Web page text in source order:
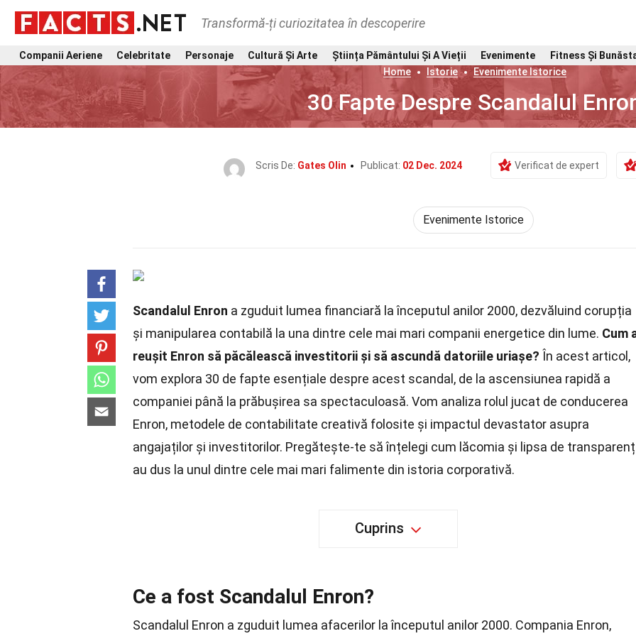
Transformă-ți curiozitatea în descoperire
Companii Aeriene Celebritate Personaje Cultură Și Arte Știința Pământului Și A Vieții Evenimente
Fitness Și
Home
Istorie Evenimente Istorice
30 Fapte Despre Scandalul
Scris De: Gates Olin Publicat: 02 Dec. 2024 Verificat de expert
Evenimente Istorice
Scandalul Enron a zguduit lumea financiară la începutul anilor 2000, dezvăluind corupția
și manipularea contabilă la una dintre cele mai mari companii energetice din lume. Cum
reușit Enron să păcălească investitorii și să ascundă datoriile uriașe? În acest articol,
vom explora 30 de fapte esențiale despre acest scandal, de la ascensiunea rapidă a
companiei până la prăbușirea sa spectaculoasă. Vom analiza rolul jucat de conducerea
Enron, metodele de contabilitate creativă folosite și impactul devastator asupra
angajaților și investitorilor. Pregătește-te să înțelegi cum lăcomia și lipsa de
au dus la unul dintre cele mai mari falimente din istoria corporativă.
Cuprins
Ce a fost Scandalul Enron?
Scandalul Enron a zguduit lumea afacerilor la începutul anilor 2000. Compania Enron,